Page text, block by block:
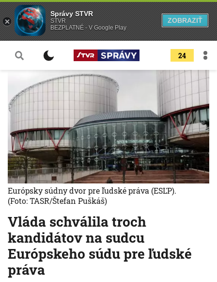
24
Vláda schválila troch
kandidátov na sudcu
Európskeho súdu pre ľudské
práva
Európsky súdny dvor pre ľudské práva (ESĽP).
(Foto: TASR/Štefan Puškáš)
Správy STVR
STVR
BEZPLATNÉ - V Google Play
ZOBRAZIŤ